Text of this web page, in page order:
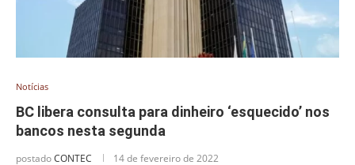
Notícias
BC libera consulta para dinheiro ‘esquecido’ nos
bancos nesta segunda
postadoCONTEC 14 de fevereiro de 2022